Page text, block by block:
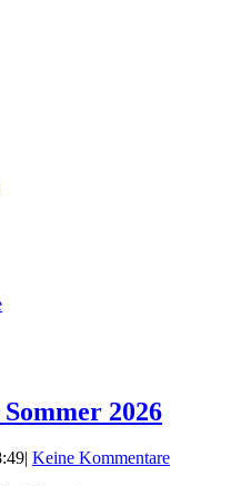
2026
| Keine Kommentare